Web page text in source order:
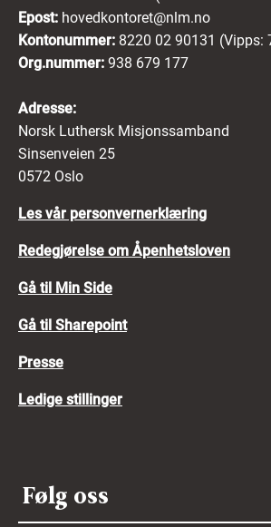
Epost: hovedkontoret@nlm.no
Kontonummer: 8220 02 90131 (Vipps:
Org.nummer: 938 679 177
Adresse:
Norsk Luthersk Misjonssamband
Sinsenveien 25
0572 Oslo
Les vår personvernerklæring
Redegjørelse om Åpenhetsloven
Gå til Min Side
Gå til Sharepoint
Presse
Ledige stillinger
Følg oss